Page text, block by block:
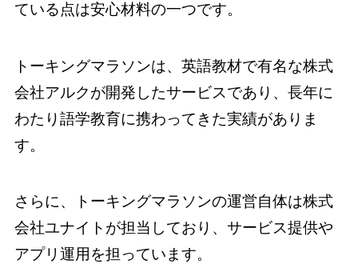
ている点は安心材料の一つです。
トーキングマラソンは、英語教材で有名な株式
会社アルクが開発したサービスであり、長年に
わたり語学教育に携わってきた実績がありま
す。
さらに、トーキングマラソンの運営自体は株式
会社ユナイトが担当しており、サービス提供や
アプリ運用を担っています。